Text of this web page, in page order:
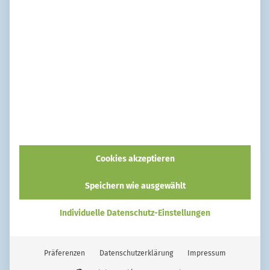
Cookies akzeptieren
Speichern wie ausgewählt
Individuelle Datenschutz-Einstellungen
Präferenzen Datenschutzerklärung Impressum